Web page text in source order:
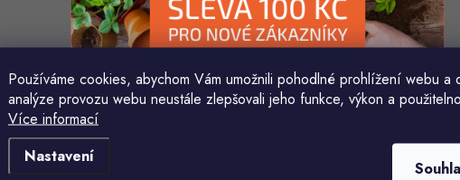
Používáme cookies, abychom Vám umožnili pohodlné prohlížení webu a
analýze provozu webu neustále zlepšovali jeho funkce, výkon a
Více informací
Nastavení